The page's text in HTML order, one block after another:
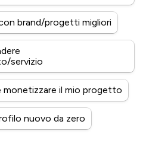
brand/progetti migliori
servizio
monetizzare il mio progetto
nuovo da zero